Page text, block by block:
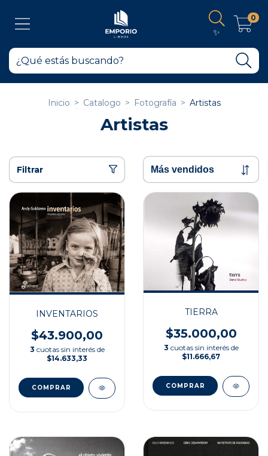
✨
0
Inicio > Catalogo > Fotografía > Artistas
Artistas
Filtrar
INVENTARIOS
$43.900,00
3 cuotas sin interés de
$14.633,33
TIERRA
$35.000,00
3 cuotas sin interés de
$11.666,67